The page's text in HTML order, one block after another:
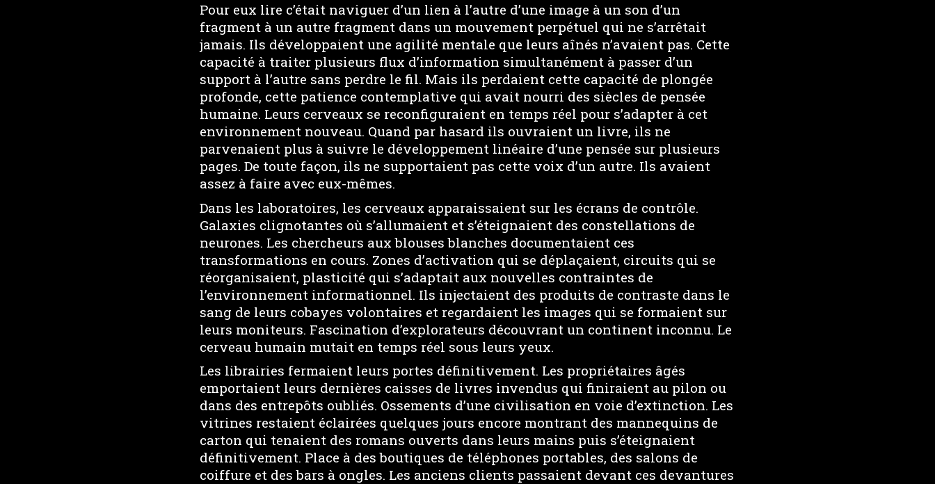
Pour eux lire c’était naviguer d’un lien à l’autre d’une image à un son d’un
fragment à un autre fragment dans un mouvement perpétuel qui ne s’arrêtait
jamais. Ils développaient une agilité mentale que leurs aînés n’avaient pas. Cette
capacité à traiter plusieurs flux d’information simultanément à passer d’un
support à l’autre sans perdre le fil. Mais ils perdaient cette capacité de plongée
profonde, cette patience contemplative qui avait nourri des siècles de pensée
humaine. Leurs cerveaux se reconfiguraient en temps réel pour s’adapter à cet
environnement nouveau. Quand par hasard ils ouvraient un livre, ils ne
parvenaient plus à suivre le développement linéaire d’une pensée sur plusieurs
pages. De toute façon, ils ne supportaient pas cette voix d’un autre. Ils avaient
assez à faire avec eux-mêmes.
Dans les laboratoires, les cerveaux apparaissaient sur les écrans de contrôle.
Galaxies clignotantes où s’allumaient et s’éteignaient des constellations de
neurones. Les chercheurs aux blouses blanches documentaient ces
transformations en cours. Zones d’activation qui se déplaçaient, circuits qui se
réorganisaient, plasticité qui s’adaptait aux nouvelles contraintes de
l’environnement informationnel. Ils injectaient des produits de contraste dans le
sang de leurs cobayes volontaires et regardaient les images qui se formaient sur
leurs moniteurs. Fascination d’explorateurs découvrant un continent inconnu. Le
cerveau humain mutait en temps réel sous leurs yeux.
Les librairies fermaient leurs portes définitivement. Les propriétaires âgés
emportaient leurs dernières caisses de livres invendus qui finiraient au pilon ou
dans des entrepôts oubliés. Ossements d’une civilisation en voie d’extinction. Les
vitrines restaient éclairées quelques jours encore montrant des mannequins de
carton qui tenaient des romans ouverts dans leurs mains puis s’éteignaient
définitivement. Place à des boutiques de téléphones portables, des salons de
coiffure et des bars à ongles. Les anciens clients passaient devant ces devantures